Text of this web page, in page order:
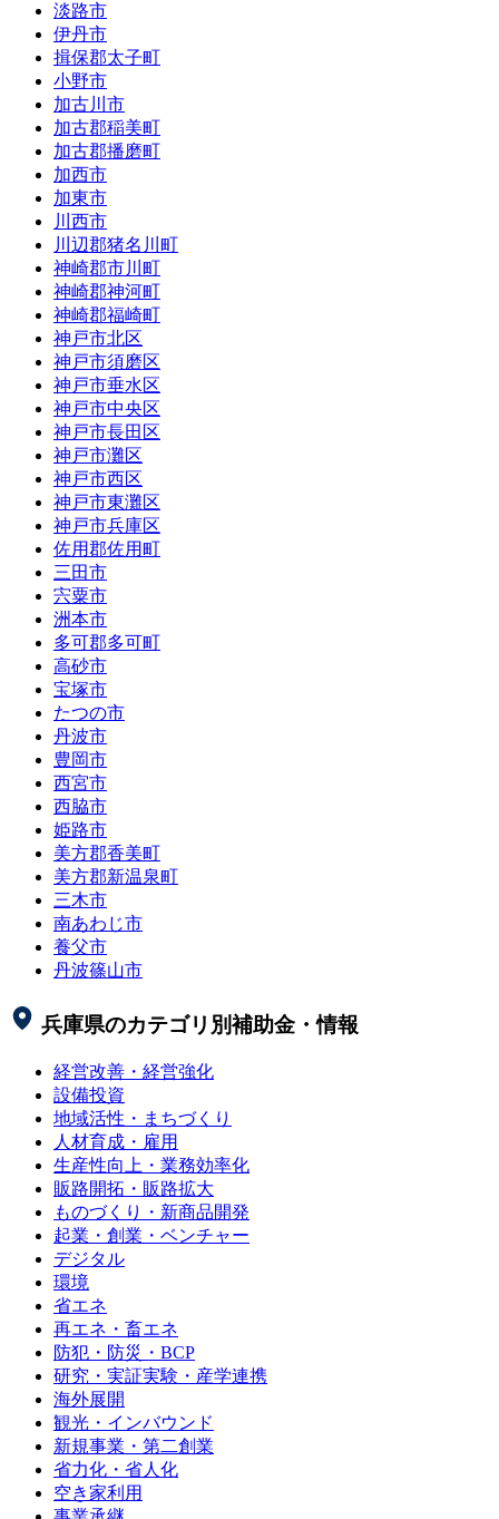
淡路市
伊丹市
揖保郡太子町
小野市
加古川市
加古郡稲美町
加古郡播磨町
加西市
加東市
川西市
川辺郡猪名川町
神崎郡市川町
神崎郡神河町
神崎郡福崎町
神戸市北区
神戸市須磨区
神戸市垂水区
神戸市中央区
神戸市長田区
神戸市灘区
神戸市西区
神戸市東灘区
神戸市兵庫区
佐用郡佐用町
三田市
宍粟市
洲本市
多可郡多可町
高砂市
宝塚市
たつの市
丹波市
豊岡市
西宮市
西脇市
姫路市
美方郡香美町
美方郡新温泉町
三木市
南あわじ市
養父市
丹波篠山市
兵庫県のカテゴリ別補助金・情報
経営改善・経営強化
設備投資
地域活性・まちづくり
人材育成・雇用
生産性向上・業務効率化
販路開拓・販路拡大
ものづくり・新商品開発
起業・創業・ベンチャー
デジタル
環境
省エネ
再エネ・畜エネ
防犯・防災・BCP
研究・実証実験・産学連携
海外展開
観光・インバウンド
新規事業・第二創業
省力化・省人化
空き家利用